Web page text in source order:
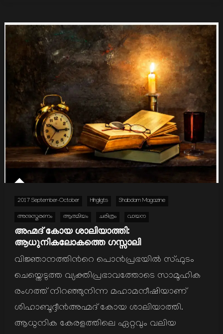
2017 September-October Hihgligts Shabdam Magazine
അനുസ്മരണം ആത്മിയം ചരിത്രം വായന
അഹ്മദ് കോയ ശാലിയാത്തി:
ആധുനികലോകത്തെ ഗസ്സാലി
വിജ്ഞാനത്തിന്‍റെ പൊന്‍പ്രഭയില്‍ സ്ഫുടം
ചെയ്തെടുത്ത വ്യക്തിപ്രഭാവത്തോടെ സാമൂഹിക
രംഗത്ത് നിറഞ്ഞുനിന്ന മഹാമനീഷിയാണ്
ശിഹാബൂദ്ദീന്‍അഹ്മദ് കോയ ശാലിയാത്തി.
ആധുനിക കേരളത്തിലെ ഏറ്റവും വലിയ